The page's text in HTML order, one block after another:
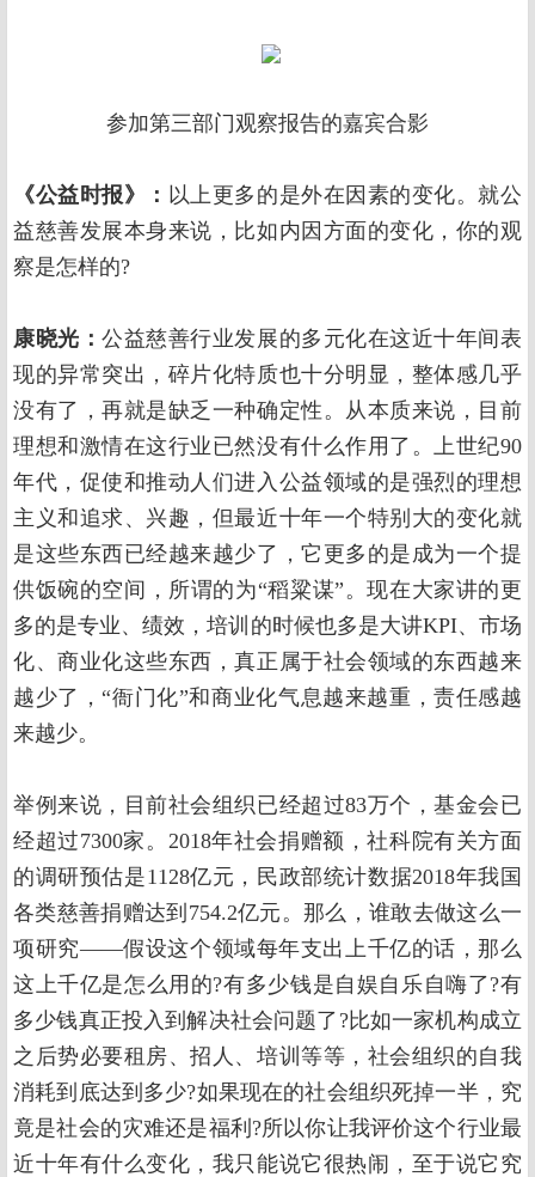
参加第三部门观察报告的嘉宾合影
《公益时报》： 以上更多的是外在因素的变化。就公
益慈善发展本身来说，比如内因方面的变化，你的观
察是怎样的?
康晓光：公益慈善行业发展的多元化在这近十年间表
现的异常突出，碎片化特质也十分明显，整体感几乎
没有了，再就是缺乏一种确定性。从本质来说，目前
理想和激情在这行业已然没有什么作用了。上世纪90
年代，促使和推动人们进入公益领域的是强烈的理想
主义和追求、兴趣，但最近十年一个特别大的变化就
是这些东西已经越来越少了，它更多的是成为一个提
供饭碗的空间，所谓的为“稻粱谋”。现在大家讲的更
多的是专业、绩效，培训的时候也多是大讲KPI、市场
化、商业化这些东西，真正属于社会领域的东西越来
越少了，“衙门化”和商业化气息越来越重，责任感越
来越少。
举例来说，目前社会组织已经超过83万个，基金会已
经超过7300家。2018年社会捐赠额，社科院有关方面
的调研预估是1128亿元，民政部统计数据2018年我国
各类慈善捐赠达到754.2亿元。那么，谁敢去做这么一
项研究——假设这个领域每年支出上千亿的话，那么
这上千亿是怎么用的?有多少钱是自娱自乐自嗨了?有
多少钱真正投入到解决社会问题了?比如一家机构成立
之后势必要租房、招人、培训等等，社会组织的自我
消耗到底达到多少?如果现在的社会组织死掉一半，究
竟是社会的灾难还是福利?所以你让我评价这个行业最
近十年有什么变化，我只能说它很热闹，至于说它究